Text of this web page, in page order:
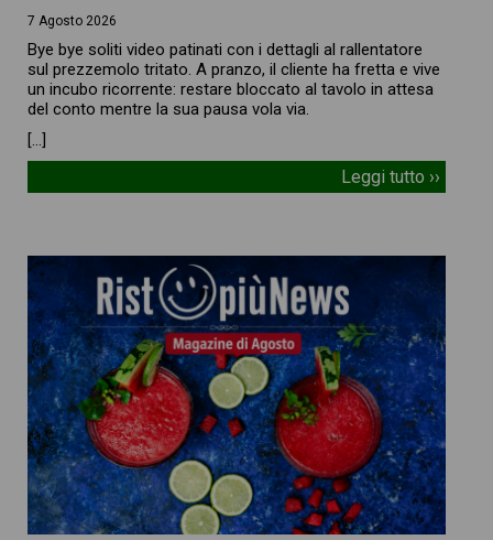
7 Agosto 2026
Bye bye soliti video patinati con i dettagli al rallentatore
sul prezzemolo tritato. A pranzo, il cliente ha fretta e vive
un incubo ricorrente: restare bloccato al tavolo in attesa
del conto mentre la sua pausa vola via.
[…]
Leggi tutto ››